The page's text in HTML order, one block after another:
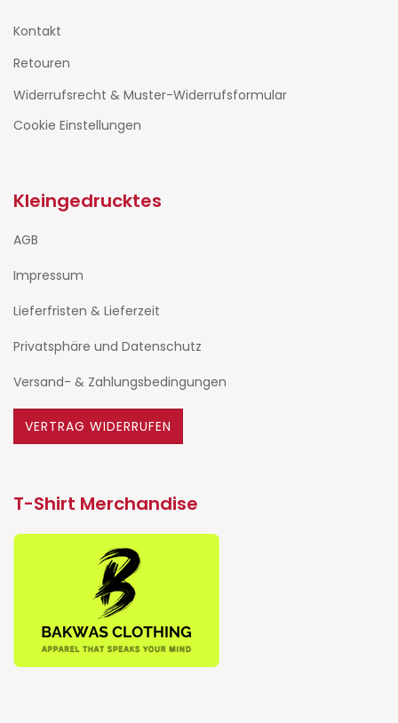
Kontakt
Retouren
Widerrufsrecht & Muster-Widerrufsformular
Cookie Einstellungen
Kleingedrucktes
AGB
Impressum
Lieferfristen & Lieferzeit
Privatsphäre und Datenschutz
Versand- & Zahlungsbedingungen
VERTRAG WIDERRUFEN
T-Shirt Merchandise